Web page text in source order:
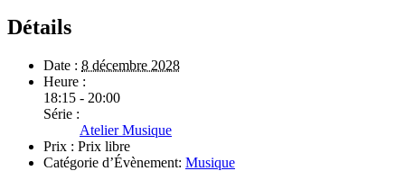
Détails
Date : 8 décembre 2028
Heure :
18:15 - 20:00
Série :
Atelier Musique
Prix : Prix libre
Catégorie d’Évènement: Musique